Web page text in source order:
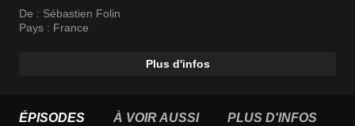
exploration culinaire, découvrir l’île de La Réunion et
ses singularités culturelles particulières, héritées du
De : Sébastien Folin
Pays : France
Plus d'infos
ÉPISODES À VOIR AUSSI PLUS D'INFOS